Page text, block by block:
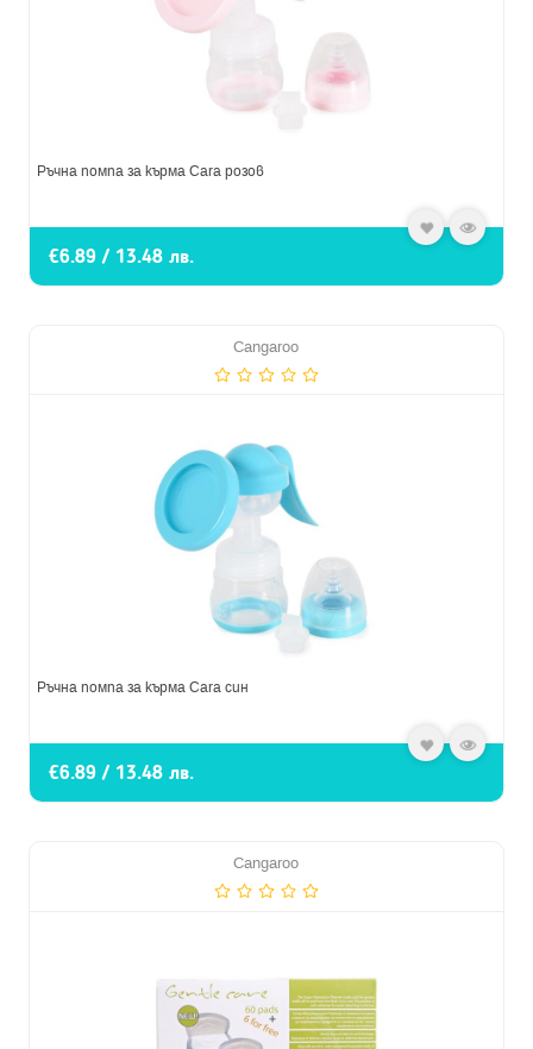
Ръчна помпа за кърма Cara розов
€6.89 / 13.48 лв.
Cangaroo
Ръчна помпа за кърма Cara син
€6.89 / 13.48 лв.
Cangaroo